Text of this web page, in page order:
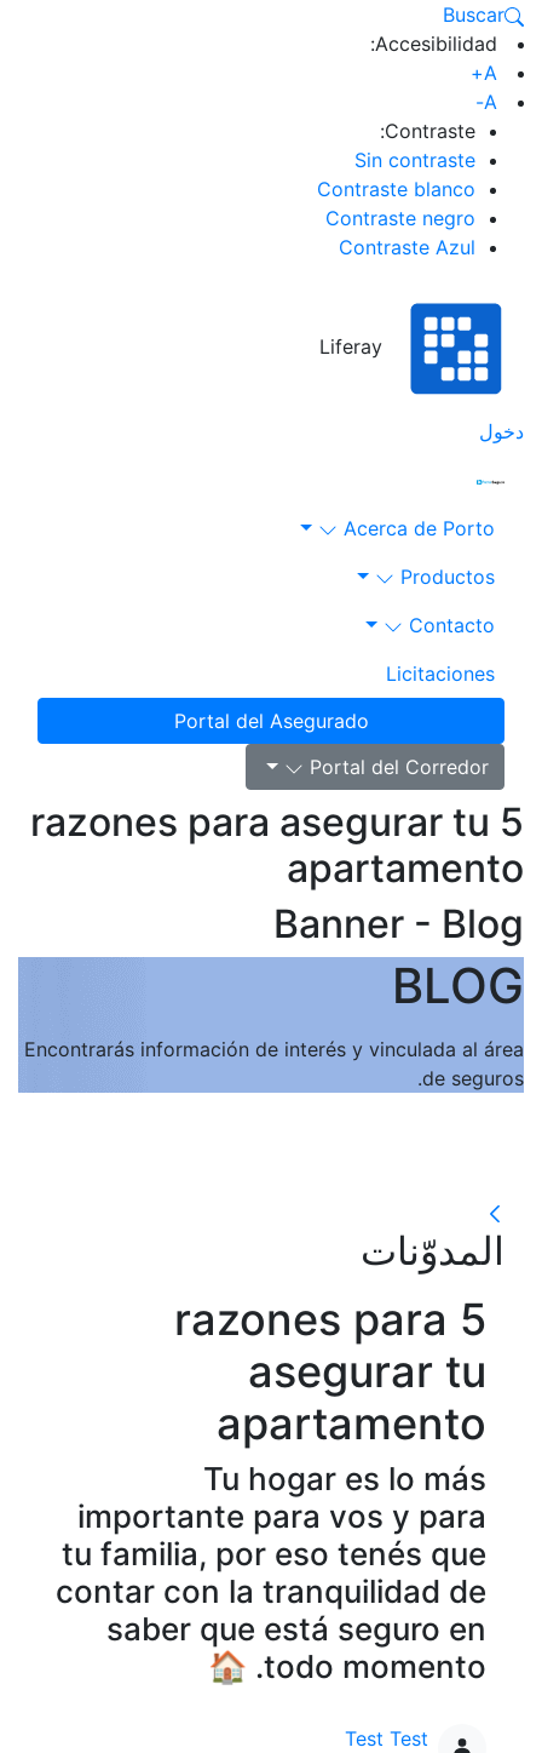
Buscar
Accesibilidad:
A+
A-
Contraste:
Sin contraste
Contraste blanco
Contraste negro
Contraste Azul
Liferay
Acerca de Porto
Productos
Contacto
Licitaciones
Portal del Asegurado
Portal del Corredor
5 razones para asegurar tu
Banner -
Encontrarás información de interés y vinculada al
de
المدوّنات
المدوّنات
5 razones para
asegurar tu
apartamento
Tu hogar es lo más
importante para vos y para
tu familia, por eso tenés que
contar con la tranquilidad de
saber que está seguro en
todo momento. 🏠
Test Test